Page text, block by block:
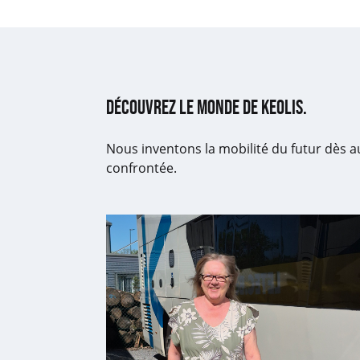
Découvrez le monde de Keolis.
Nous inventons la mobilité du futur dès
confrontée.
Un
aperçu
du
métier
de
commercial